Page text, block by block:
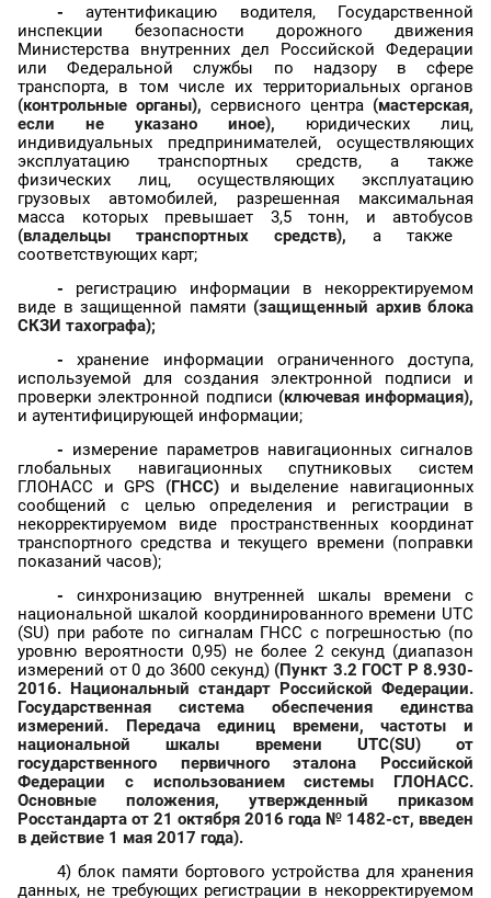
-аутентификацию водителя, Государственной
инспекции безопасности дорожного движения
Министерства внутренних дел Российской Федерации
или Федеральной службы по надзору в сфере
транспорта, в том числе их территориальных органов
(контрольные органы), сервисного центра (мастерская,
если не указано иное), юридических лиц,
индивидуальных предпринимателей, осуществляющих
эксплуатацию транспортных средств, а также
физических лиц, осуществляющих эксплуатацию
грузовых автомобилей, разрешенная максимальная
масса которых превышает 3,5 тонн, и автобусов
(владельцы транспортных средств), а также
соответствующих карт;
- регистрацию информации в некорректируемом
виде в защищенной памяти (защищенный архив блока
СКЗИ тахографа);
-хранение информации ограниченного доступа,
используемой для создания электронной подписи и
проверки электронной подписи (ключевая информация),
и аутентифицирующей информации;
- измерение параметров навигационных сигналов
глобальных навигационных спутниковых систем
ГЛОНАСС и GPS (ГНСС) и выделение навигационных
сообщений с целью определения и регистрации в
некорректируемом виде пространственных координат
транспортного средства и текущего времени (поправки
показаний часов);
- синхронизацию внутренней шкалы времени с
национальной шкалой координированного времени UTC
(SU) при работе по сигналам ГНСС с погрешностью (по
уровню вероятности 0,95) не более 2 секунд (диапазон
измерений от 0 до 3600 секунд) (Пункт 3.2 ГОСТ Р 8.930-
2016. Национальный стандарт Российской Федерации.
Государственная система обеспечения единства
измерений. Передача единиц времени, частоты и
национальной шкалы времени UTC(SU) от
государственного первичного эталона Российской
Федерации с использованием системы ГЛОНАСС.
Основные положения, утвержденный приказом
Росстандарта от 21 октября 2016 года № 1482-ст, введен
в действие 1 мая 2017 года).
4) блок памяти бортового устройства для хранения
данных, не требующих регистрации в некорректируемом